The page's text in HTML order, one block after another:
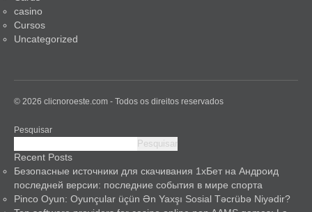
casino
Cursos
Uncategorized
© 2026 clicnoroeste.com - Todos os direitos reservados
Pesquisar
Pesquisar
Recent Posts
Безопасные источники для скачивания 1хБет на Андроид
последней версии: последние события в мире спорта
Pinco Oyun: Oyunçular üçün Ən Yaxşı Sosial Təcrübə Niyədir?